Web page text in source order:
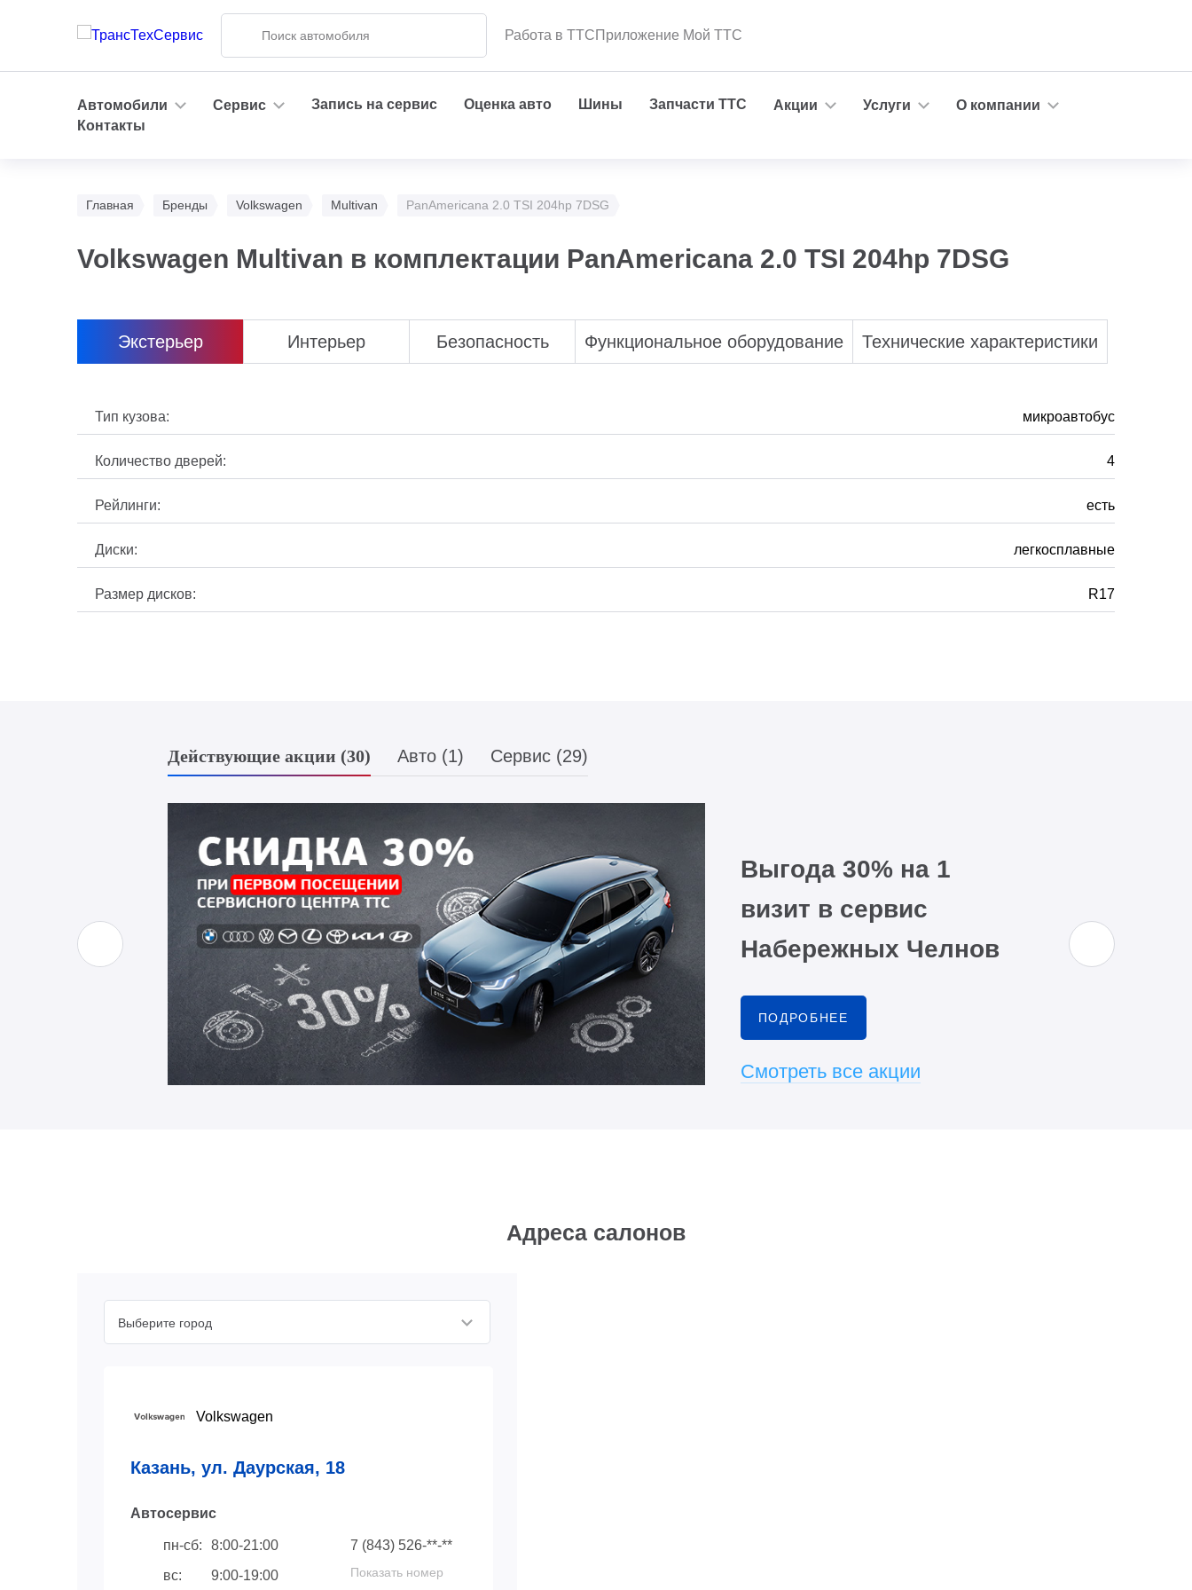
Работа в ТТСПриложение Мой ТТС
Автомобили Сервис Запись на сервис Оценка авто Шины Запчасти ТТС Акции Услуги
О компании
Контакты
Главная Бренды Volkswagen Multivan PanAmericana 2.0 TSI 204hp 7DSG
Volkswagen Multivan в комплектации PanAmericana 2.0 TSI 204hp 7DSG
Экстерьер Интерьер Безопасность Функциональное оборудование Технические характеристики
Тип кузова: микроавтобус
Количество дверей: 4
Рейлинги: есть
Диски: легкосплавные
Размер дисков: R17
Действующие акции (30) Авто (1) Сервис (29)
Выгода 30% на 1
визит в сервис
Набережных Челнов
ПОДРОБНЕЕ
Смотреть все акции
Адреса салонов
Выберите город
Volkswagen
Казань, ул. Даурская, 18
Автосервис
пн-сб:
8:00-21:00
вс:
9:00-19:00
7 (843) 526-**-**
Показать номер